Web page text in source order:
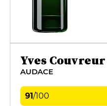
Yves Couvreur
AUDACE
91/100